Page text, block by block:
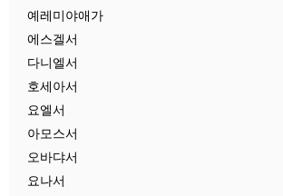
예레미야애가
에스겔서
다니엘서
호세아서
요엘서
아모스서
오바댜서
요나서